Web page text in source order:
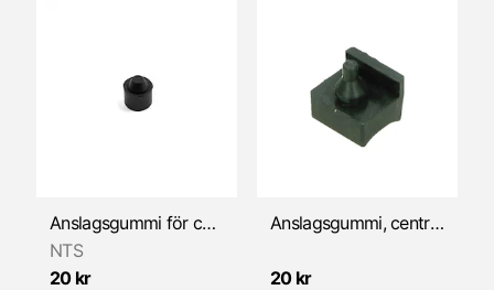
Anslagsgummi för centralstöd (Suzuki/Yamaha)
NTS
20 kr
Anslagsgummi, centralstöd (Honda MB50)
20 kr